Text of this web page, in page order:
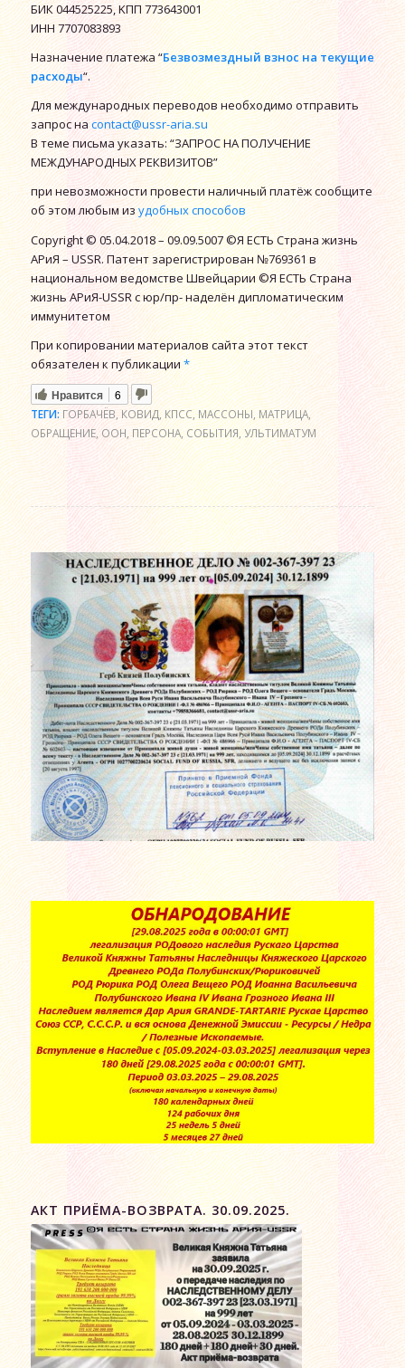
БИК 044525225, ΚΠΠ 773643001
ИНН 7707083893
Назначение платежа “Безвозмездный взнос на текущие
расходы“.
Для международных переводов необходимо отправить
запрос на contact@ussr-aria.su
В теме письма указать: “ЗАПРОС НА ПОЛУЧЕНИЕ
МЕЖДУНАРОДНЫХ РЕКВИЗИТОВ”
при невозможности провести наличный платёж сообщите
об этом любым изудобных способов
Copyright © 05.04.2018 – 09.09.5007 ©Я ЕСТЬ Страна жизнь
АРиЯ – USSR. Патент зарегистрирован №769361 в
национальном ведомстве Швейцарии ©Я ЕСТЬ Страна
жизнь АРиЯ-USSR с юр/пр- наделён дипломатическим
иммунитетом
При копировании материалов сайта этот текст
обязателен к публикации*
Нравится
6
ТЕГИ: ГОРБАЧЁВ ,КОВИД,КПСС,МАССОНЫ,МАТРИЦА,
ОБРАЩЕНИЕ,ООН ,ПЕРСОНА,СОБЫТИЯ,УЛЬТИМАТУМ
АКТ ПРИЁМА-ВОЗВРАТА. 30.09.2025.